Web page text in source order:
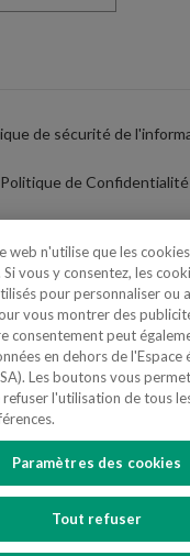
de sécurité de
Politique de Confidentialité
Politique de Cookies
Paramètres des cookies
Frauduleuse du Nom/
SUIVEZ-NOUS
SP RL. Todos os
web n'utilise que les
vous y consentez, les
pour personnaliser ou
vous montrer des
consentement peut
en dehors de l'Espace
Les boutons vous
l'utilisation de tous
Paramètres des cookies
Tout refuser